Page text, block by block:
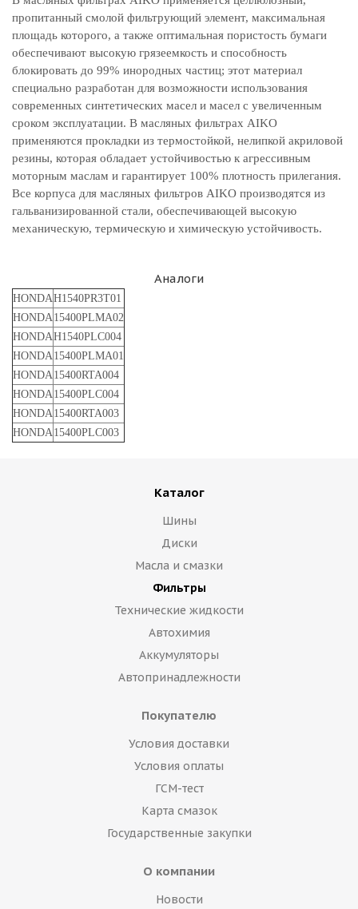
пропитанный смолой фильтрующий элемент, максимальная
площадь которого, а также оптимальная пористость бумаги
обеспечивают высокую грязеемкость и способность
блокировать до 99% инородных частиц; этот материал
специально разработан для возможности использования
современных синтетических масел и масел с увеличенным
сроком эксплуатации. В масляных фильтрах AIKO
применяются прокладки из термостойкой, нелипкой акриловой
резины, которая обладает устойчивостью к агрессивным
моторным маслам и гарантирует 100% плотность прилегания.
Все корпуса для масляных фильтров AIKO производятся из
гальванизированной стали, обеспечивающей высокую
механическую, термическую и химическую устойчивость.
Аналоги
HONDAH1540PR3T01
HONDA15400PLMA02
HONDAH1540PLC004
HONDA15400PLMA01
HONDA15400RTA004
HONDA15400PLC004
HONDA15400RTA003
HONDA15400PLC003
Каталог
Шины
Диски
Масла и смазки
Фильтры
Технические жидкости
Автохимия
Аккумуляторы
Автопринадлежности
Покупателю
Условия доставки
Условия оплаты
ГСМ-тест
Карта смазок
Государственные закупки
О компании
Новости